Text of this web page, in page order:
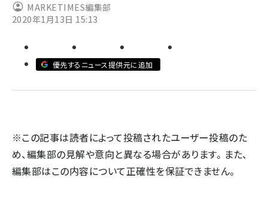
youtube (2434)
セミナー (2307)
z世代 (1622)
MARKETIMES編集部
2020年1月13日 15:13
優先するニュース提供元に追加
※この記事は読者によって投稿されたユーザー投稿のた
め、編集部の見解や意向と異なる場合があります。 また、
編集部はこの内容について正確性を保証できません。